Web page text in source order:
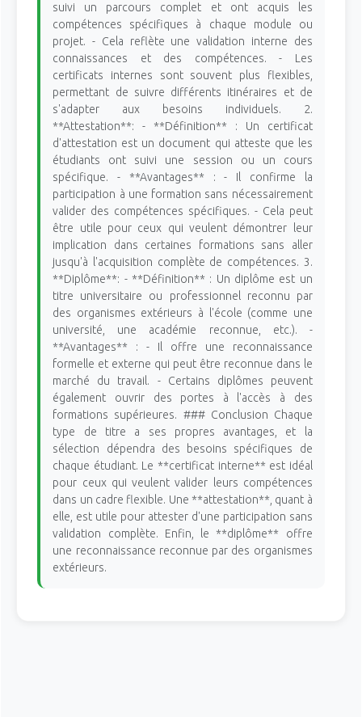
suivi un parcours complet et ont acquis les
compétences spécifiques à chaque module ou
projet. - Cela reflète une validation interne des
connaissances et des compétences. - Les
certificats internes sont souvent plus flexibles,
permettant de suivre différents itinéraires et de
s'adapter aux besoins individuels. 2.
**Attestation**: - **Définition** : Un certificat
d'attestation est un document qui atteste que les
étudiants ont suivi une session ou un cours
spécifique. - **Avantages** : - Il confirme la
participation à une formation sans nécessairement
valider des compétences spécifiques. - Cela peut
être utile pour ceux qui veulent démontrer leur
implication dans certaines formations sans aller
jusqu'à l'acquisition complète de compétences. 3.
**Diplôme**: - **Définition** : Un diplôme est un
titre universitaire ou professionnel reconnu par
des organismes extérieurs à l'école (comme une
université, une académie reconnue, etc.). -
**Avantages** : - Il offre une reconnaissance
formelle et externe qui peut être reconnue dans le
marché du travail. - Certains diplômes peuvent
également ouvrir des portes à l'accès à des
formations supérieures. ### Conclusion Chaque
type de titre a ses propres avantages, et la
sélection dépendra des besoins spécifiques de
chaque étudiant. Le **certificat interne** est idéal
pour ceux qui veulent valider leurs compétences
dans un cadre flexible. Une **attestation**, quant à
elle, est utile pour attester d'une participation sans
validation complète. Enfin, le **diplôme** offre
une reconnaissance reconnue par des organismes
extérieurs.